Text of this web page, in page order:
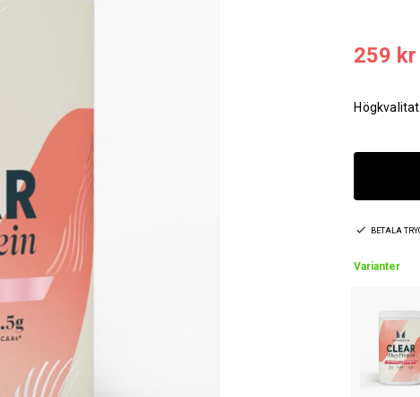
259 kr
BETALA
Varianter